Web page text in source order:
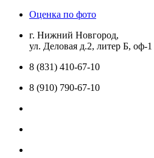
Оценка по фото
г. Нижний Новгород,
ул. Деловая д.2, литер Б, оф-1
8 (831) 410-67-10
8 (910) 790-67-10